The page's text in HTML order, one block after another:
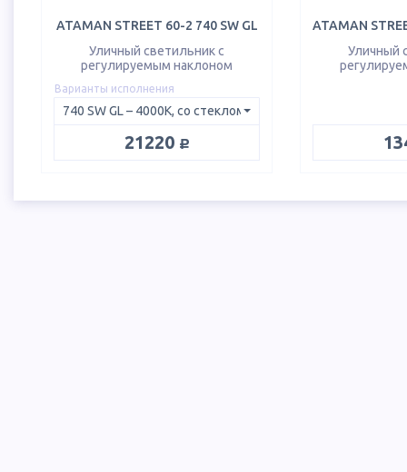
ATAMAN STREET 60-2 740 SW GL
Уличный светильник с
регулируемым наклоном
Варианты исполнения
21220 руб.
Уличный